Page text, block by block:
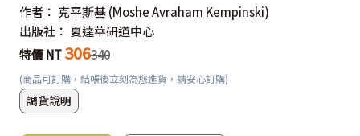
作者： 克平斯基 (Moshe Avraham Kempinski)
出版社： 夏達華研道中心
特價 NT 306340
(商品可訂購，結帳後立刻為您進貨，請安心訂購)
調貨說明